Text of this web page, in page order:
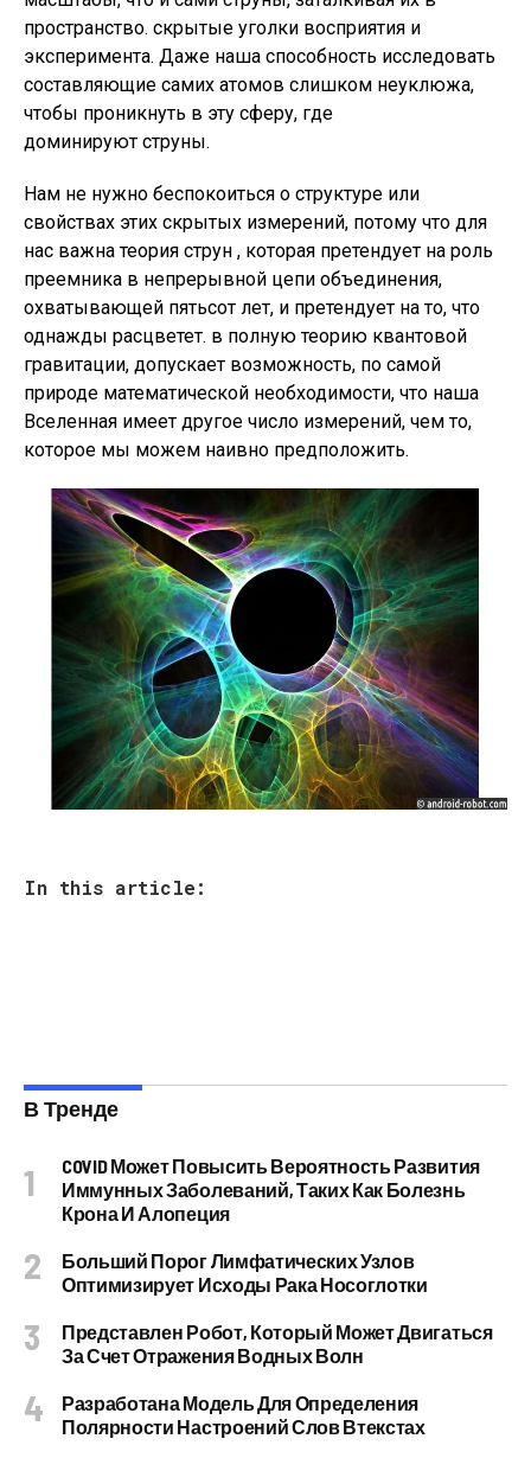
пространство. скрытые уголки восприятия и
эксперимента. Даже наша способность исследовать
составляющие самих атомов слишком неуклюжа,
чтобы проникнуть в эту сферу, где
доминируют струны.
Нам не нужно беспокоиться о структуре или
свойствах этих скрытых измерений, потому что для
нас важна теория струн , которая претендует на роль
преемника в непрерывной цепи объединения,
охватывающей пятьсот лет, и претендует на то, что
однажды расцветет. в полную теорию квантовой
гравитации, допускает возможность, по самой
природе математической необходимости, что наша
Вселенная имеет другое число измерений, чем то,
которое мы можем наивно предположить.
In this article:
В Тренде
COVID Может Повысить Вероятность Развития
Иммунных Заболеваний, Таких Как Болезнь
Крона И Алопеция
Больший Порог Лимфатических Узлов
Оптимизирует Исходы Рака Носоглотки
Представлен Робот, Который Может Двигаться
За Счет Отражения Водных Волн
Разработана Модель Для Определения
Полярности Настроений Слов Втекстах